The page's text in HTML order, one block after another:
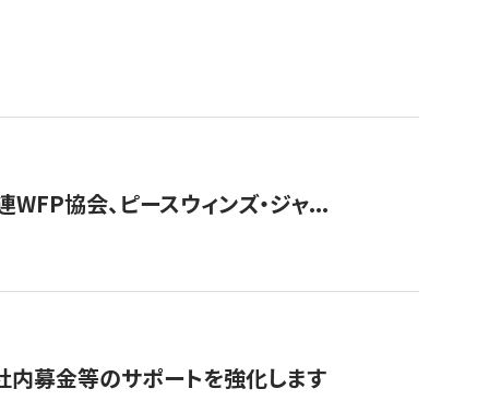
協会、ピースウィンズ・ジャ...
内募金等のサポートを強化します